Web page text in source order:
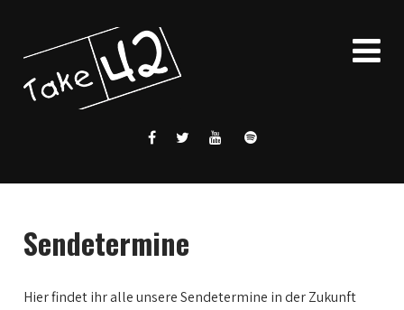
Sendetermine
Hier findet ihr alle unsere Sendetermine in der Zukunft